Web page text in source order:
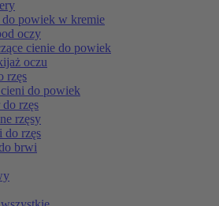
do powiek w kremie
oczy
cienie do powiek
oczu
rzęs
do powiek
do rzęs
rzęsy
do rzęs
brwi